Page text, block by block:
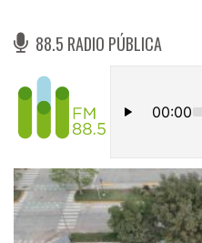
88.5 RADIO PÚBLICA